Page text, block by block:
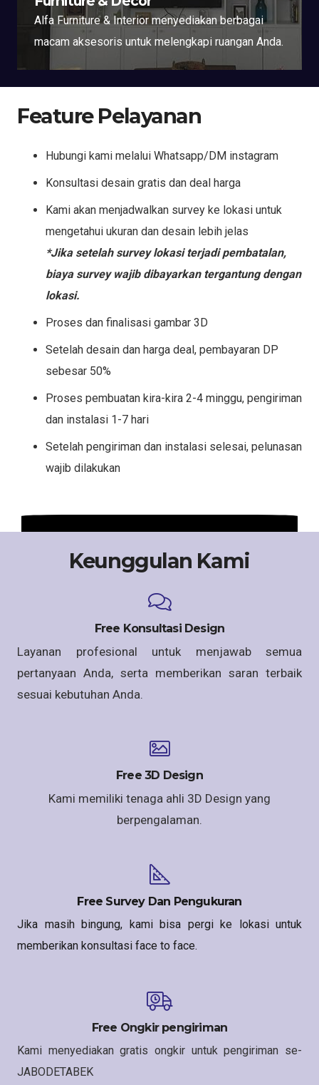
Alfa Furniture & Interior menyediakan berbagai
macam aksesoris untuk melengkapi ruangan Anda.
Feature Pelayanan
Hubungi kami melalui Whatsapp/DM instagram
Konsultasi desain gratis dan deal harga
Kami akan menjadwalkan survey ke lokasi untuk
mengetahui ukuran dan desain lebih jelas
*Jika setelah survey lokasi terjadi pembatalan,
biaya survey wajib dibayarkan tergantung dengan
lokasi.
Proses dan finalisasi gambar 3D
Setelah desain dan harga deal, pembayaran DP
sebesar 50%
Proses pembuatan kira-kira 2-4 minggu, pengiriman
dan instalasi 1-7 hari
Setelah pengiriman dan instalasi selesai, pelunasan
wajib dilakukan
Keunggulan Kami
Free Konsultasi Design
Layanan profesional untuk menjawab semua
pertanyaan Anda, serta memberikan saran terbaik
sesuai kebutuhan Anda.
Free 3D Design
Kami memiliki tenaga ahli 3D Design yang
berpengalaman.
Free Survey Dan Pengukuran
Jika masih bingung, kami bisa pergi ke lokasi untuk
memberikan konsultasi face to face.
Free Ongkir pengiriman
Kami menyediakan gratis ongkir untuk pengiriman se-
JABODETABEK